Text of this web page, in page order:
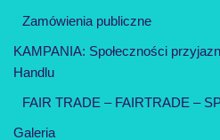
Zamówienia publiczne
KAMPANIA: Społeczności
Handlu
FAIR TRADE – FAIRTRADE –
Galeria